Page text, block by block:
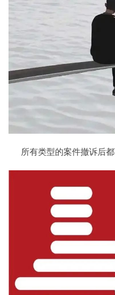
所有类型的案件撤诉后